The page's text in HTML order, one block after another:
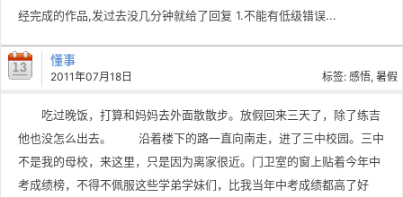
经完成的作品,发过去没几分钟就给了回复 1.不能有低级错误...
懂事
2011年07月18日 标签: 感悟, 暑假
吃过晚饭，打算和妈妈去外面散散步。放假回来三天了，除了练吉
他也没怎么出去。 沿着楼下的路一直向南走，进了三中校园。三中
不是我的母校，来这里，只是因为离家很近。门卫室的窗上贴着今年中
考成绩榜，不得不佩服这些学弟学妹们，比我当年中考成绩都高了好